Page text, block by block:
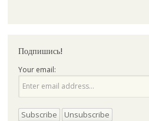
Подпишись!
Your email: